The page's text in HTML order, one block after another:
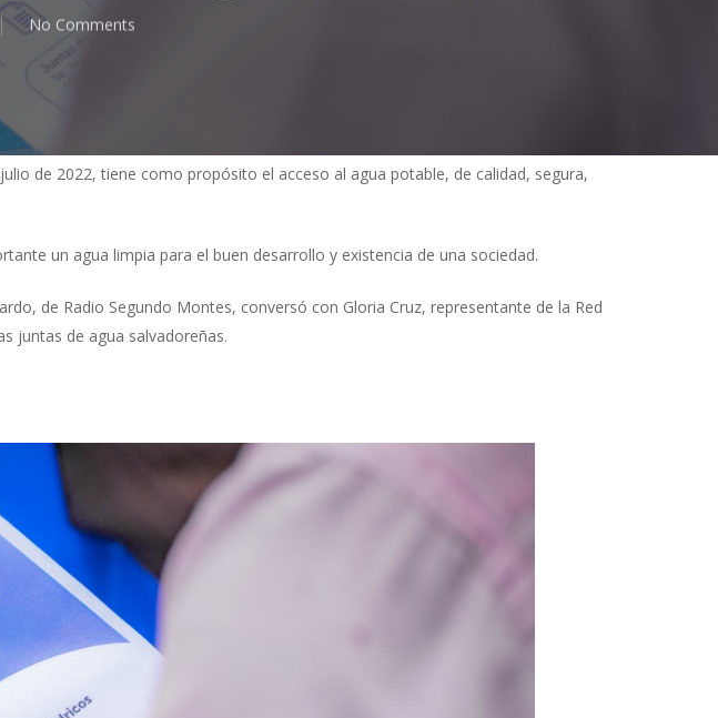
No Comments
de 2022, tiene como propósito el acceso al agua potable, de calidad, segura,
un agua limpia para el buen desarrollo y existencia de una sociedad.
de Radio Segundo Montes, conversó con Gloria Cruz, representante de la Red
juntas de agua salvadoreñas.